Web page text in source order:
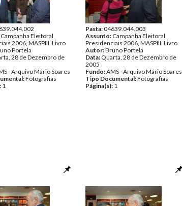
Campanha Eleitoral
2006, MASPIII. Livro
Portela
28 de Dezembro de
- Arquivo Mário Soares
Fotografias
1
Pasta:04639.044.003
Assunto: Campanha Eleitoral
Presidenciais 2006, MASPIII. Livro
Autor:Bruno Portela
Data: Quarta, 28 de Dezembro de
2005
Fundo:AMS - Arquivo Mário Soares
Tipo Documental:Fotografias
Página(s): 1